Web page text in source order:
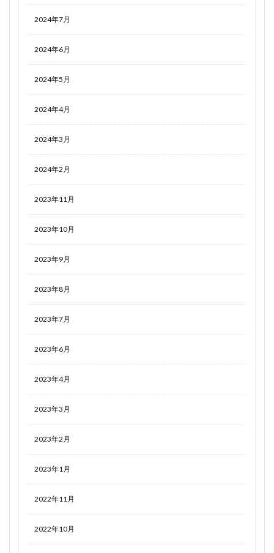
2024年7月
2024年6月
2024年5月
2024年4月
2024年3月
2024年2月
2023年11月
2023年10月
2023年9月
2023年8月
2023年7月
2023年6月
2023年4月
2023年3月
2023年2月
2023年1月
2022年11月
2022年10月